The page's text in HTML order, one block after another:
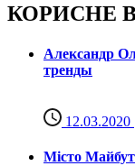
КОРИСНЕ
Александр
тренды
12.03.2020
Місто